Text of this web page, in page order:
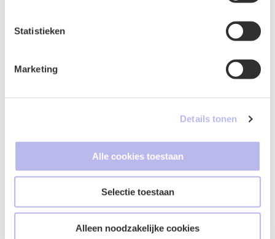
Statistieken
Marketing
Details tonen
Alle cookies toestaan
Selectie toestaan
Alleen noodzakelijke cookies
E-mailadres*
Telefoonnummer*